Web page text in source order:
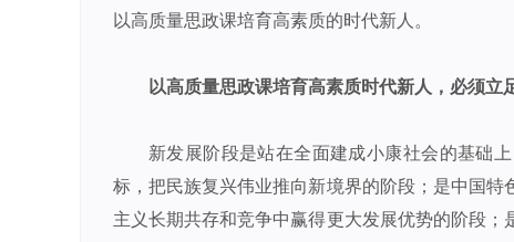
以高质量思政课培育高素质的时代新人。
以高质量思政课培育高素质时代新人，必须立
新发展阶段是站在全面建成小康社会的基础
标，把民族复兴伟业推向新境界的阶段；是中国
主义长期共存和竞争中赢得更大发展优势的阶段